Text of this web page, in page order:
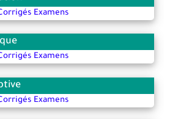
Examens
Examens
Examens